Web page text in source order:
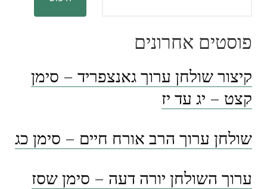
פוסטים אחרונים
קיצור שולחן ערוך גאנצפריד – סימן
קצט – יג עד יז
שולחן ערוך הרב אורח חיים – סימן כג
ערוך השולחן יורה דעה – סימן שסז